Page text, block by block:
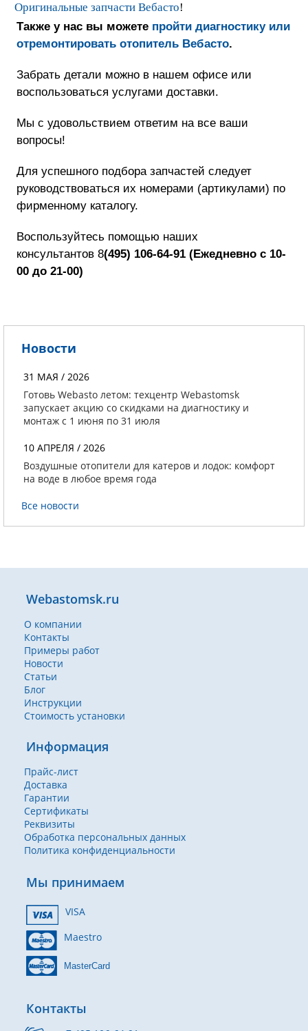
Оригинальные запчасти Вебасто!
Также у нас вы можете пройти диагностику или
отремонтировать отопитель Вебасто.
Забрать детали можно в нашем офисе или
воспользоваться услугами доставки.
Мы с удовольствием ответим на все ваши
вопросы!
Для успешного подбора запчастей следует
руководствоваться их номерами (артикулами) по
фирменному каталогу.
Воспользуйтесь помощью наших
консультантов 8(495) 106-64-91 (Ежедневно с 10-
00 до 21-00)
Новости
31 МАЯ / 2026
Готовь Webasto летом: техцентр Webastomsk
запускает акцию со скидками на диагностику и
монтаж с 1 июня по 31 июля
10 АПРЕЛЯ / 2026
Воздушные отопители для катеров и лодок: комфорт
на воде в любое время года
Все новости
Webastomsk.ru
О компании
Контакты
Примеры работ
Новости
Статьи
Блог
Инструкции
Стоимость установки
Информация
Прайс-лист
Доставка
Гарантии
Сертификаты
Реквизиты
Обработка персональных данных
Политика конфиденциальности
Мы принимаем
VISA
Maestro
MasterCard
Контакты